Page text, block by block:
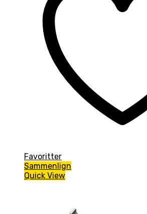
Favoritter
Sammenlign
Quick View